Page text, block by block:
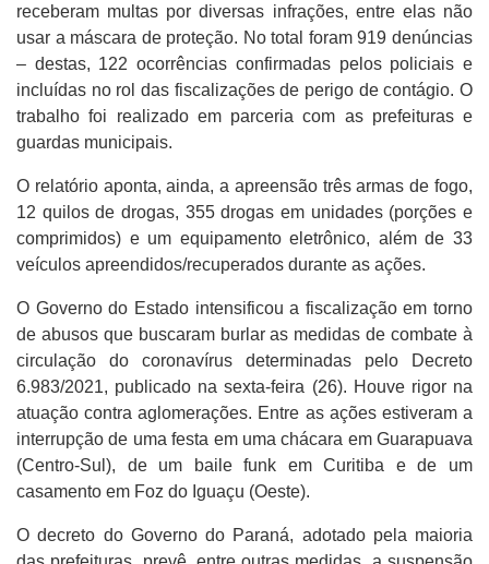
receberam multas por diversas infrações, entre elas não
usar a máscara de proteção. No total foram 919 denúncias
– destas, 122 ocorrências confirmadas pelos policiais e
incluídas no rol das fiscalizações de perigo de contágio. O
trabalho foi realizado em parceria com as prefeituras e
guardas municipais.
O relatório aponta, ainda, a apreensão três armas de fogo,
12 quilos de drogas, 355 drogas em unidades (porções e
comprimidos) e um equipamento eletrônico, além de 33
veículos apreendidos/recuperados durante as ações.
O Governo do Estado intensificou a fiscalização em torno
de abusos que buscaram burlar as medidas de combate à
circulação do coronavírus determinadas pelo Decreto
6.983/2021, publicado na sexta-feira (26). Houve rigor na
atuação contra aglomerações. Entre as ações estiveram a
interrupção de uma festa em uma chácara em Guarapuava
(Centro-Sul), de um baile funk em Curitiba e de um
casamento em Foz do Iguaçu (Oeste).
O decreto do Governo do Paraná, adotado pela maioria